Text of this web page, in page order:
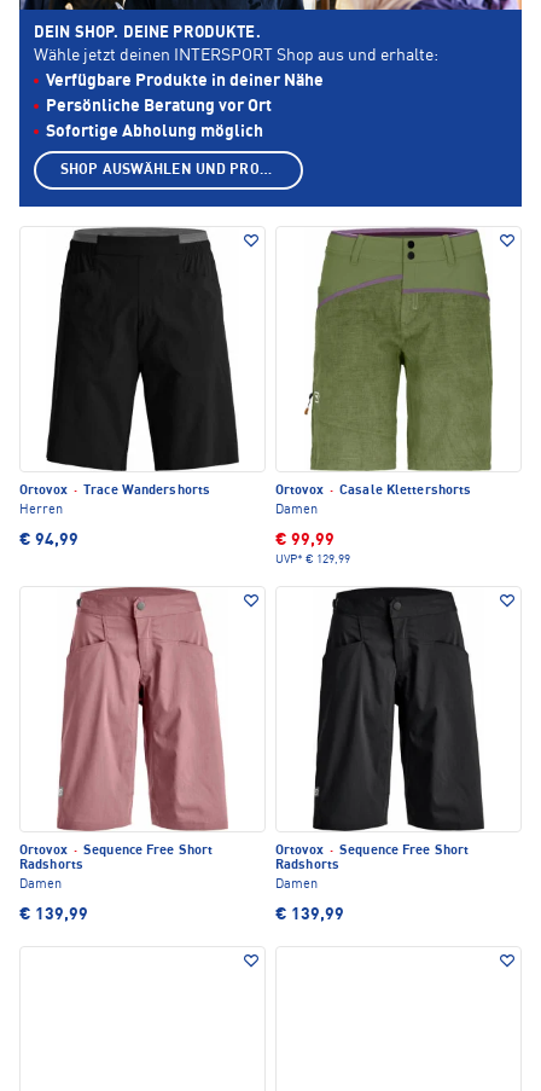
Ortovox ·
Trace Wandershorts
Herren
€ 94,99
Ortovox · Casale Klettershorts
Damen
€ 99,99
UVP* € 129,99
Ortovox · Sequence Free Short
Radshorts
Damen
€ 139,99
Ortovox · Sequence Free Short
Radshorts
Damen
€ 139,99
DEIN SHOP. DEINE PRODUKTE.
Wähle jetzt deinen INTERSPORT Shop aus und erhalte:
Verfügbare Produkte in deiner Nähe
Persönliche Beratung vor Ort
Sofortige Abholung möglich
SHOP AUSWÄHLEN UND PRODUKTE ANZEIGEN